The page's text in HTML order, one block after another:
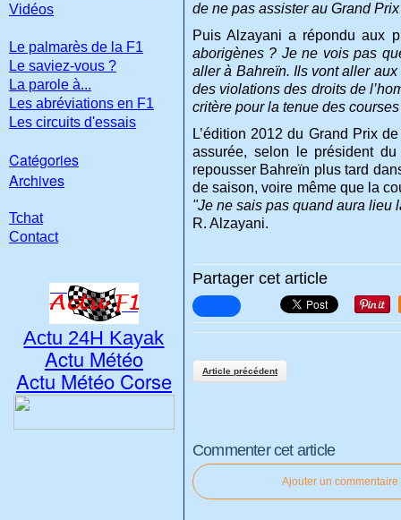
de ne pas assister au Grand
Puis Alzayani a répondu aux
aborigènes ? Je ne vois pas
aller à Bahreïn. Ils vont aller
des violations des droits de
critère pour la tenue des
L’édition 2012 du Grand Prix
assurée, selon le président
repousser Bahreïn plus tard
de saison, voire même que la
"Je ne sais pas quand aura lieu
R. Alzayani.
Partager cet article
Article précédent
Commenter cet article
Ajouter un commentaire
Vidéos
Le palmarès de la F1
Le saviez-vous ?
La parole à...
Les abréviations en F1
Les circuits d'essais
Catégories
Archives
Tchat
Contact
Actu 24H Kayak
Actu Météo
Actu Météo Corse